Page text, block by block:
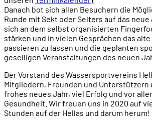
Danach bot sich allen Besuchern die
Runde mit Sekt oder Selters auf das
sich an dem selbst organisierten
stärken und in vielen Gesprächen das
passieren zu lassen und die geplanten
geselligen Veranstaltungen des neuen
Der Vorstand des Wassersportvereins
Mitgliedern, Freunden und Unterstützern
frohes neues Jahr, viel Erfolg und vor
Gesundheit. Wir freuen uns in 2020 auf
Stunden auf der Hellas und darum herum!